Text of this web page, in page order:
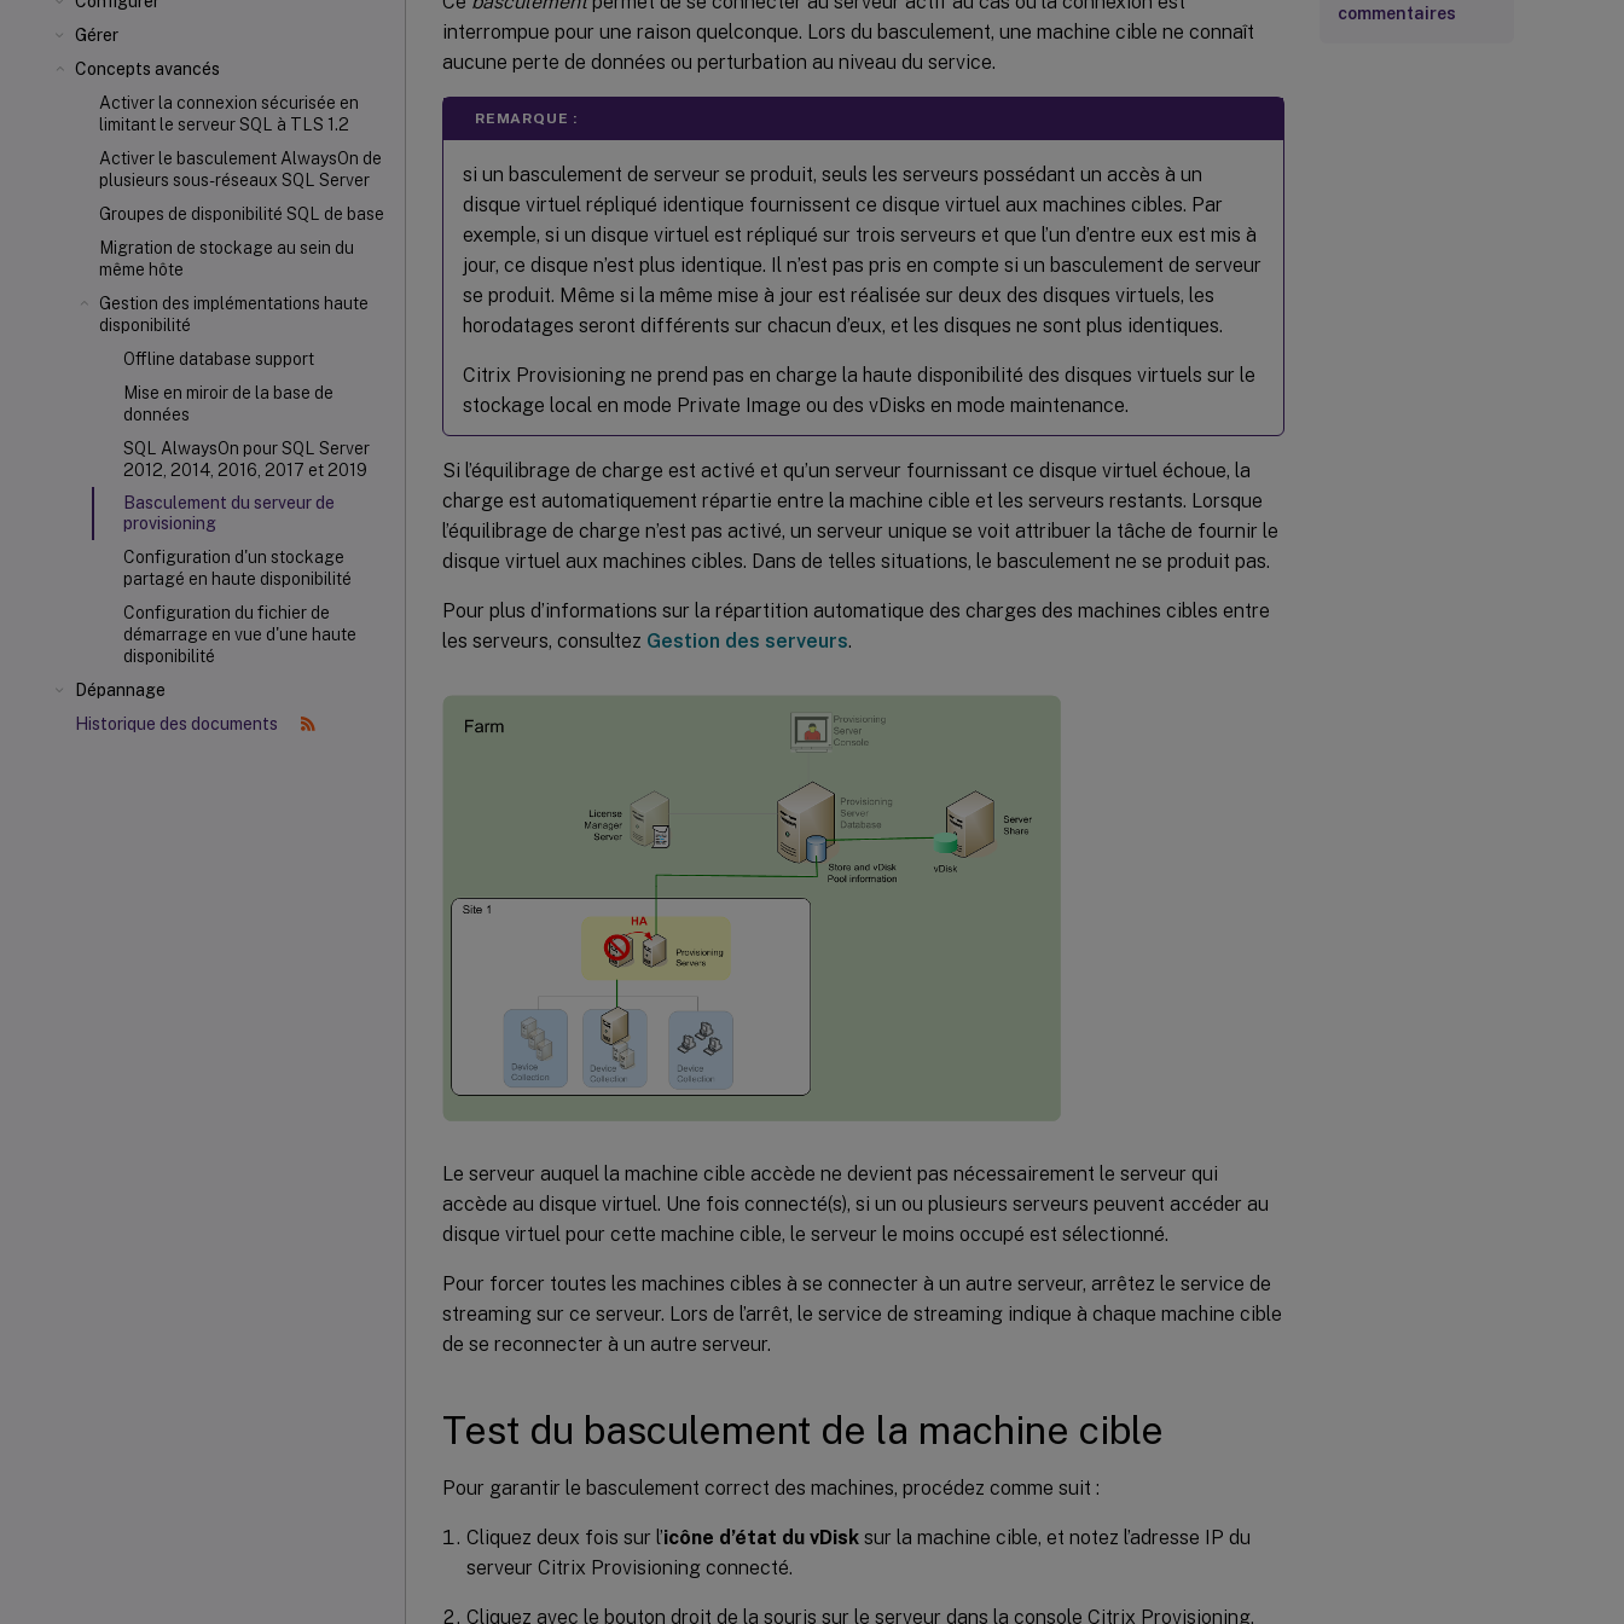
Gérer
Concepts avancés
Activer la connexion sécurisée en
limitant le serveur SQL à TLS 1.2
Activer le basculement AlwaysOn de
plusieurs sous-réseaux SQL Server
Groupes de disponibilité SQL de base
Migration de stockage au sein du
même hôte
Gestion des implémentations haute
disponibilité
Offline database support
Mise en miroir de la base de
données
SQL AlwaysOn pour SQL Server
2012, 2014, 2016, 2017 et 2019
Basculement du serveur de
provisioning
Configuration d'un stockage
partagé en haute disponibilité
Configuration du fichier de
démarrage en vue d'une haute
disponibilité
Dépannage
Historique des documents
interrompue pour une raison quelconque. Lors du basculement, une machine cible ne connaît
aucune perte de données ou perturbation au niveau du service.
REMARQUE :
si un basculement de serveur se produit, seuls les serveurs possédant un accès à un
disque virtuel répliqué identique fournissent ce disque virtuel aux machines cibles. Par
exemple, si un disque virtuel est répliqué sur trois serveurs et que l’un d’entre eux est mis à
jour, ce disque n’est plus identique. Il n’est pas pris en compte si un basculement de serveur
se produit. Même si la même mise à jour est réalisée sur deux des disques virtuels, les
horodatages seront différents sur chacun d’eux, et les disques ne sont plus identiques.
Citrix Provisioning ne prend pas en charge la haute disponibilité des disques virtuels sur le
stockage local en mode Private Image ou des vDisks en mode maintenance.
Si l’équilibrage de charge est activé et qu’un serveur fournissant ce disque virtuel échoue, la
charge est automatiquement répartie entre la machine cible et les serveurs restants. Lorsque
l’équilibrage de charge n’est pas activé, un serveur unique se voit attribuer la tâche de fournir le
disque virtuel aux machines cibles. Dans de telles situations, le basculement ne se produit pas.
Pour plus d’informations sur la répartition automatique des charges des machines cibles entre
les serveurs, consultez Gestion des serveurs.
Le serveur auquel la machine cible accède ne devient pas nécessairement le serveur qui
accède au disque virtuel. Une fois connecté(s), si un ou plusieurs serveurs peuvent accéder au
disque virtuel pour cette machine cible, le serveur le moins occupé est sélectionné.
Pour forcer toutes les machines cibles à se connecter à un autre serveur, arrêtez le service de
streaming sur ce serveur. Lors de l’arrêt, le service de streaming indique à chaque machine cible
de se reconnecter à un autre serveur.
Test du basculement de la machine cible
Pour garantir le basculement correct des machines, procédez comme suit :
Cliquez deux fois sur l’icône d’état du vDisk sur la machine cible, et notez l’adresse IP du
serveur Citrix Provisioning connecté.
Cliquez avec le bouton droit de la souris sur le serveur dans la console Citrix Provisioning.
commentaires